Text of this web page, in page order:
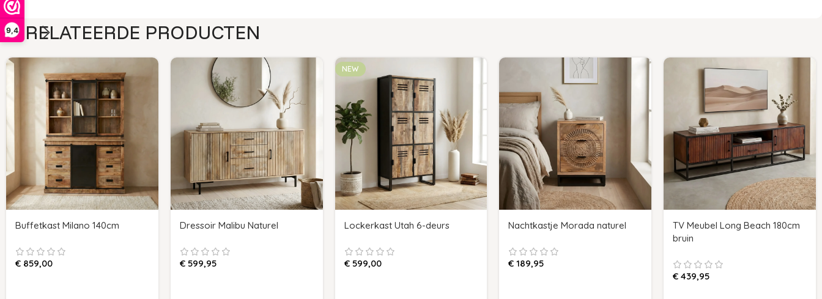
9,4
GERELATEERDE PRODUCTEN
Buffetkast Milano 140cm
€ 859,00
Dressoir Malibu Naturel
€599,95
NEW
Lockerkast Utah 6-deurs
€599,00
Nachtkastje Morada naturel
€ 189,95
TV Meubel Long Beach 180cm
bruin
€ 439,95